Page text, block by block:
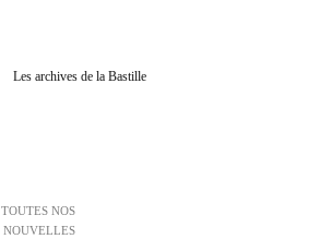
Les archives de la Bastille
TOUTES NOS
NOUVELLES